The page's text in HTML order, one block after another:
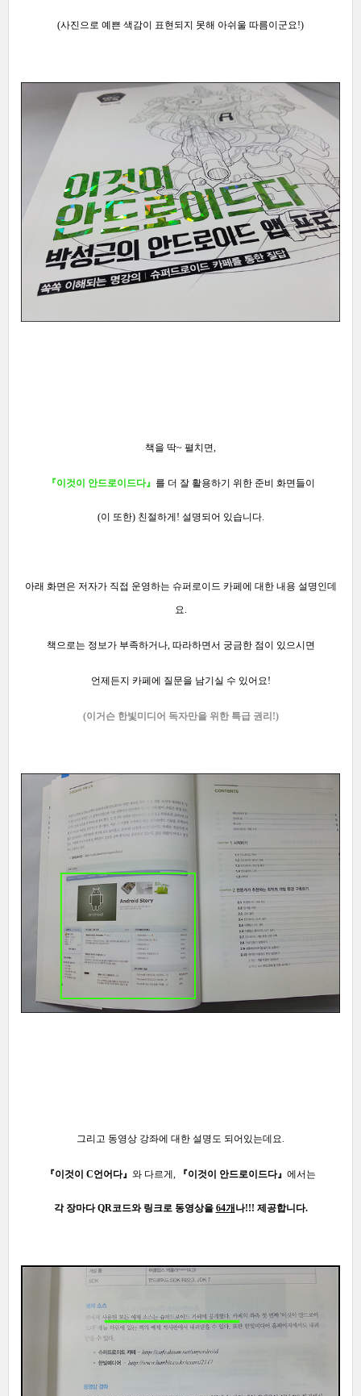
(사진으로 예쁜 색감이 표현되지 못해 아쉬울 따름이군요!)
책을 딱~ 펼치면,
『이것이 안드로이드다』 를 더 잘 활용하기 위한 준비 화면들이
(이 또한) 친절하게! 설명되어 있습니다.
아래 화면은 저자가 직접 운영하는 슈퍼로이드 카페에 대한 내용 설명인데
요.
책으로는 정보가 부족하거나, 따라하면서 궁금한 점이 있으시면
언제든지 카페에 질문을 남기실 수 있어요!
(이거슨 한빛미디어 독자만을위한 특급 권리!)
그리고 동영상 강좌에 대한 설명도 되어있는데요.
『이것이 C언어다』 와 다르게, 『이것이 안드로이드다』 에서 는
각 장마다 QR코드와 링크로동영상을 64개 나!!! 제공합니다.